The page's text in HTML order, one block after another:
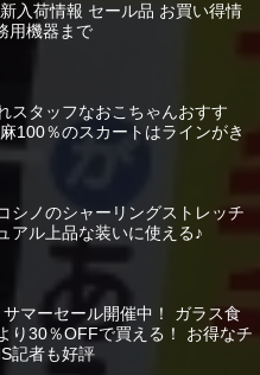
入荷情報 セール品 お買い得情
用機器まで
スタッフなおこちゃんおすす
100％のスカートはラインがき
シノのシャーリングストレッチ
アル上品な装いに使える♪
マーセール開催中！ ガラス食
り30％OFFで買える！ お得なチ
記者も好評